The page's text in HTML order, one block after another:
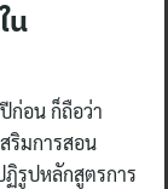
น
ก่อน ก็ถือว่า
ริมการสอน
รูปหลักสูตรการ